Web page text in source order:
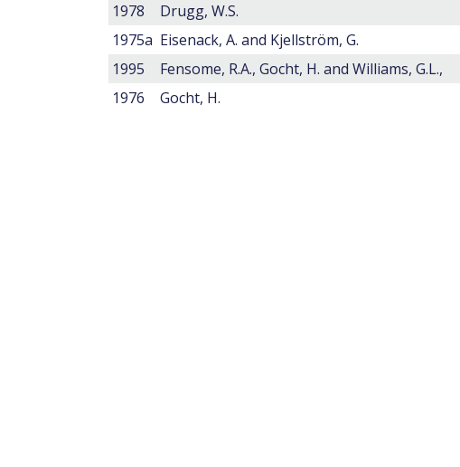
1978
Drugg, W.S.
1975a Eisenack, A. and Kjellström, G.
1995
Fensome, R.A., Gocht, H. and Williams, G.L.,
1976
Gocht, H.